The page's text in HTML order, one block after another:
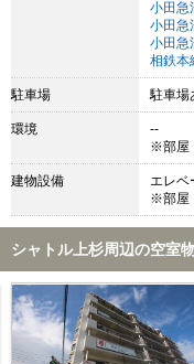
小田急
小田急
小田急
相鉄本
駐車場 駐車場
環境
--
※部屋
建物設備
エレベ
※部屋
シャトル上杉周辺の空室